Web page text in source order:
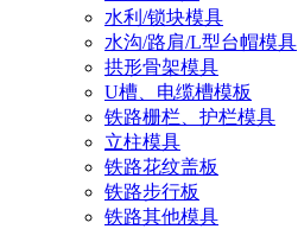
水利/锁块模具
水沟/路肩/L型台帽模具
拱形骨架模具
U槽、电缆槽模板
铁路栅栏、护栏模具
立柱模具
铁路花纹盖板
铁路步行板
铁路其他模具